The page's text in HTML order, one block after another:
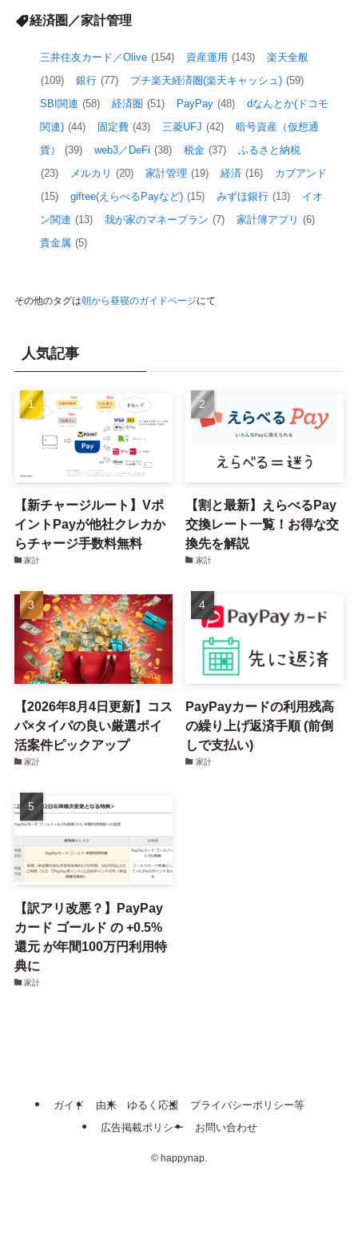
経済圏／家計管理
三井住友カード／Olive (154) 資産運用 (143)
楽天全般
(109)
銀行 (77) プチ楽天経済圏(楽天キャッシュ) (59)
SBI関連 (58) 経済圏 (51) PayPay (48)
dなんとか(ドコモ
関連) (44) 固定費 (43) 三菱UFJ (42)
暗号資産（仮想通
貨）
(39) web3／DeFi (38) 税金 (37)
ふるさと納税
(23)
メルカリ (20) 家計管理 (19) 経済 (16)
カブアンド
(15)
giftee(えらべるPayなど) (15) みずほ銀行 (13)
イオ
ン関連 (13) 我が家のマネープラン (7) 家計簿アプリ (6)
貴金属 (5)
その他のタグは朝から昼寝のガイドページにて
人気記事
【新チャージルート】Vポ
イントPayが他社クレカか
らチャージ手数料無料
家計
【割と最新】えらべるPay
交換レート一覧！お得な交
換先を解説
家計
【2026年8月4日更新】コス
パ×タイパの良い厳選ポイ
活案件ピックアップ
家計
PayPayカードの利用残高
の繰り上げ返済手順 (前倒
しで支払い)
家計
【訳アリ改悪？】PayPay
カード ゴールド の +0.5%
還元 が年間100万円利用特
典に
家計
ガイド 由来 ゆるく応援
プライバシーポリシー等
広告掲載ポリシー
お問い合わせ
© happynap.